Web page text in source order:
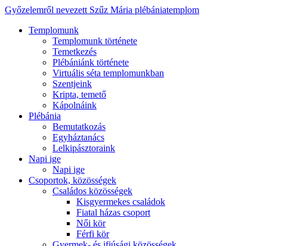
Győzelemről nevezett Szűz Mária plébániatemplom
Templomunk
Templomunk története
Temetkezés
Plébániánk története
Virtuális séta templomunkban
Szentjeink
Kripta, temető
Kápolnáink
Plébánia
Bemutatkozás
Egyháztanács
Lelkipásztoraink
Napi ige
Napi ige
Csoportok, közösségek
Családos közösségek
Kisgyermekes családok
Fiatal házas csoport
Női kör
Férfi kör